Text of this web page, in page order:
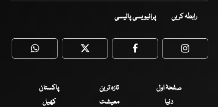
رابطہ کریں پرائیویسی پالیسی
WhatsApp Twitter Facebook
صفحۂ اول تازہ ترین
پاکستان
دنیا
معیشت کھیل